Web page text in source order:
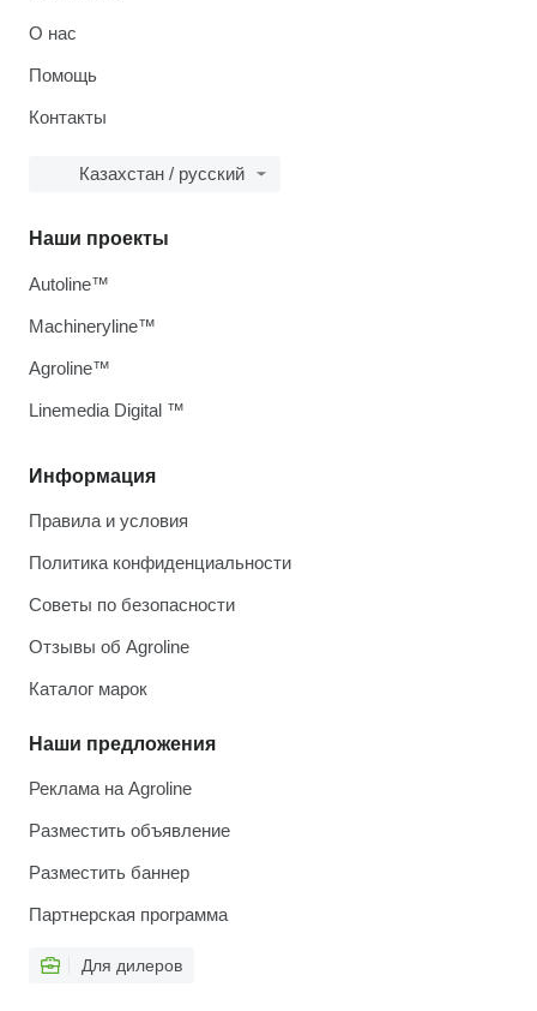
О нас
Помощь
Контакты
Казахстан / русский
Информация
Правила и условия
Политика конфиденциальности
Советы по безопасности
Отзывы об Agroline
Каталог марок
Наши предложения
Реклама на Agroline
Разместить объявление
Разместить баннер
Партнерская программа
Для дилеров
Наши проекты
Autoline™
Machineryline™
Agroline™
Linemedia Digital ™